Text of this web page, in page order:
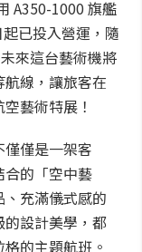
A350-1000 旗艦
已投入營運，隨
來這台藝術機將
線，讓旅客在
藝術特展！
僅是一架客
的「空中藝
充滿儀式感的
的設計美學，都
的主題航班。